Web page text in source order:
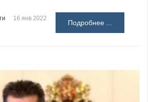
16 янв 2022
Подробнее ...